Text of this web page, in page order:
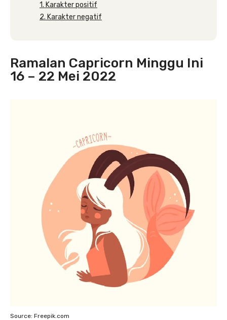
1. Karakter positif
2. Karakter negatif
Ramalan Capricorn Minggu Ini
16 – 22 Mei 2022
Source: Freepik.com